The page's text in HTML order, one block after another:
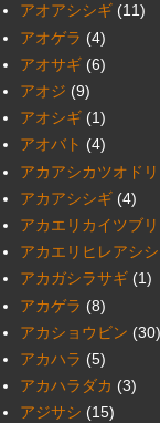
アオアシシギ (11)
アオゲラ (4)
アオサギ (6)
アオジ (9)
アオシギ (1)
アオバト (4)
アカアシカツオドリ
アカアシシギ (4)
アカエリカイツブリ
アカエリヒレアシ
アカガシラサギ (1)
アカゲラ (8)
アカショウビン (30)
アカハラ (5)
アカハラダカ (3)
アジサシ (15)